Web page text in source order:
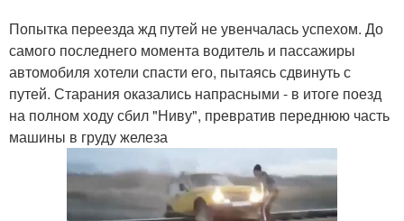
Попытка переезда жд путей не увенчалась успехом. До
самого последнего момента водитель и пассажиры
автомобиля хотели спасти его, пытаясь сдвинуть с
путей. Старания оказались напрасными - в итоге поезд
на полном ходу сбил "Ниву", превратив переднюю часть
машины в груду железа